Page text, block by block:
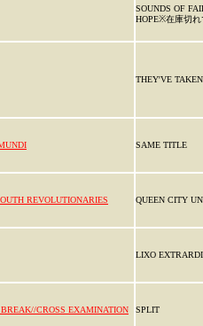
SOUNDS OF
HOPE※在庫切
THEY'VE
SAME TITLE
REVOLUTIONARIES QUEEN CITY
LIXO
CROSS EXAMINATION SPLIT